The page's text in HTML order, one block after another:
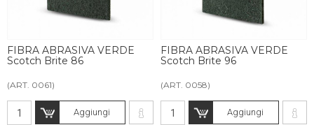
FIBRA ABRASIVA VERDE
Scotch Brite 86
(ART. 0061)
Aggiungi
FIBRA ABRASIVA VERDE
Scotch Brite 96
(ART. 0058)
Aggiungi